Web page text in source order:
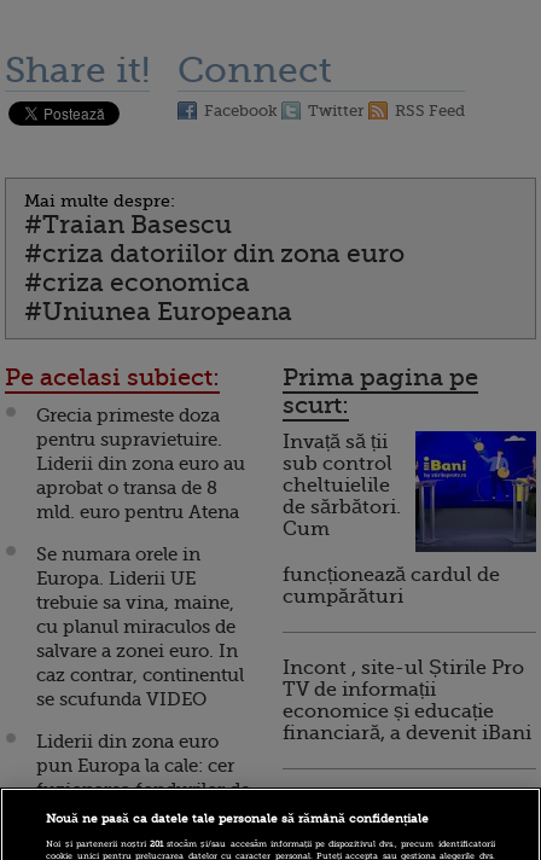
Share it! Connect
Facebook Twitter RSS Feed
Mai multe despre:
#Traian Basescu
#criza datoriilor din zona euro
#criza economica
#Uniunea Europeana
Pe acelasi subiect:
Grecia primeste doza
pentru supravietuire.
Liderii din zona euro au
aprobat o transa de 8
mld. euro pentru Atena
Se numara orele in
Europa. Liderii UE
trebuie sa vina, maine,
cu planul miraculos de
salvare a zonei euro. In
caz contrar, continentul
se scufunda VIDEO
Liderii din zona euro
pun Europa la cale: cer
fuzionarea fondurilor de
urgenta pentru
sprijinirea statelor cu
Prima pagina pe
scurt:
Invață să ții
sub control
cheltuielile
de sărbători.
Cum
funcționează cardul de
cumpărături
Incont , site-ul Știrile Pro
TV de informații
economice și educație
financiară, a devenit iBani
financiare inteligente
Nouă ne pasă ca datele tale personale să rămână confidențiale
Noi și partenerii noștri201stocăm și/sau accesăm informații pe dispozitivul dvs., precum identificatorii
cookie unici pentru prelucrarea datelor cu caracter personal. Puteți accepta sau gestiona alegerile dvs.